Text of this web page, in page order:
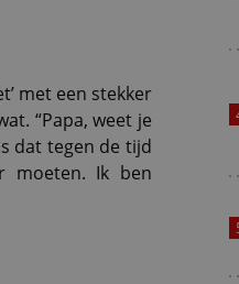
met een stekker
“Papa, weet je
dat tegen de tijd
moeten. Ik ben